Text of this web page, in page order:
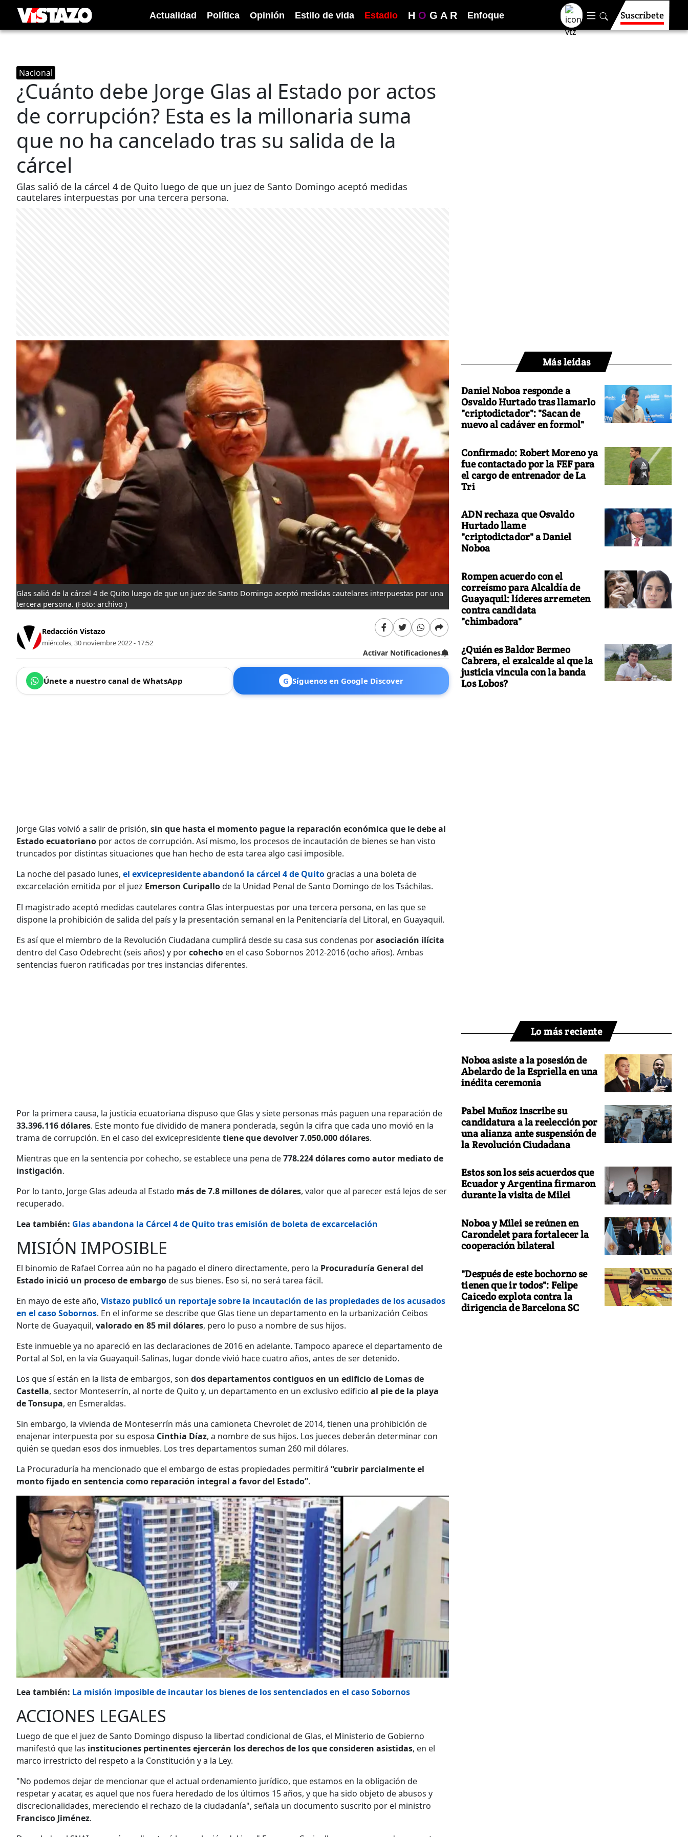
Actualidad Política Opinión Estilo de vida Estadio H O G A R Enfoque Suscríbete
Nacional
¿Cuánto debe Jorge Glas al Estado por actos
de corrupción? Esta es la millonaria suma
que no ha cancelado tras su salida de la
cárcel
Glas salió de la cárcel 4 de Quito luego de que un juez de Santo Domingo aceptó medidas
cautelares interpuestas por una tercera persona.
Glas salió de la cárcel 4 de Quito luego de que un juez de Santo Domingo aceptó medidas cautelares interpuestas por una
tercera persona. (Foto: archivo )
Redacción Vistazo
miércoles, 30 noviembre 2022 - 17:52
Activar Notificaciones
Únete a nuestro canal de WhatsApp G Síguenos en Google Discover
Jorge Glas volvió a salir de prisión, sin que hasta el momento pague la reparación económica que le debe al
Estado ecuatoriano por actos de corrupción. Así mismo, los procesos de incautación de bienes se han visto
truncados por distintas situaciones que han hecho de esta tarea algo casi imposible.
La noche del pasado lunes, el exvicepresidente abandonó la cárcel 4 de Quito gracias a una boleta de
excarcelación emitida por el juez Emerson Curipallode la Unidad Penal de Santo Domingo de los Tsáchilas.
El magistrado aceptó medidas cautelares contra Glas interpuestas por una tercera persona, en las que se
dispone la prohibición de salida del país y la presentación semanal en la Penitenciaría del Litoral, en Guayaquil.
Es así que el miembro de la Revolución Ciudadana cumplirá desde su casa sus condenas porasociación ilícita
dentro del Caso Odebrecht (seis años) y porcohecho en el caso Sobornos 2012-2016 (ocho años). Ambas
sentencias fueron ratificadas por tres instancias diferentes.
Por la primera causa, la justicia ecuatoriana dispuso que Glas y siete personas más paguen una reparación de
33.396.116 dólares. Este monto fue dividido de manera ponderada, según la cifra que cada uno movió en la
trama de corrupción. En el caso del exvicepresidentetiene que devolver 7.050.000 dólares.
Mientras que en la sentencia por cohecho, se establece una pena de778.224 dólares como autor mediato de
instigación.
Por lo tanto, Jorge Glas adeuda al Estado más de 7.8 millones de dólares, valor que al parecer está lejos de ser
recuperado.
Lea también: Glas abandona la Cárcel 4 de Quito tras emisión de boleta de excarcelación
MISIÓN IMPOSIBLE
El binomio de Rafael Correa aún no ha pagado el dinero directamente, pero la Procuraduría General del
Estado inició un proceso de embargode sus bienes. Eso sí, no será tarea fácil.
En mayo de este año, Vistazo publicó un reportaje sobre la incautación de las propiedades de los acusados
en el caso Sobornos. En el informe se describe que Glas tiene un departamento en la urbanización Ceibos
Norte de Guayaquil, valorado en 85 mil dólares, pero lo puso a nombre de sus hijos.
Este inmueble ya no apareció en las declaraciones de 2016 en adelante. Tampoco aparece el departamento de
Portal al Sol, en la vía Guayaquil-Salinas, lugar donde vivió hace cuatro años, antes de ser detenido.
Los que sí están en la lista de embargos, son dos departamentos contiguos en un edificio de Lomas de
Castella, sector Monteserrín, al norte de Quito y, un departamento en un exclusivo edificio al pie de la playa
de Tonsupa, en Esmeraldas.
Sin embargo, la vivienda de Monteserrín más una camioneta Chevrolet de 2014, tienen una prohibición de
enajenar interpuesta por su esposa Cinthia Díaz, a nombre de sus hijos. Los jueces deberán determinar con
quién se quedan esos dos inmuebles. Los tres departamentos suman 260 mil dólares.
La Procuraduría ha mencionado que el embargo de estas propiedades permitirá “cubrir parcialmente el
monto fijado en sentencia como reparación integral a favor del Estado”.
Lea también: La misión imposible de incautar los bienes de los sentenciados en el caso Sobornos
ACCIONES LEGALES
Luego de que el juez de Santo Domingo dispuso la libertad condicional de Glas, el Ministerio de Gobierno
manifestó que las instituciones pertinentes ejercerán los derechos de los que consideren asistidas, en el
marco irrestricto del respeto a la Constitución y a la Ley.
"No podemos dejar de mencionar que el actual ordenamiento jurídico, que estamos en la obligación de
respetar y acatar, es aquel que nos fuera heredado de los últimos 15 años, y que ha sido objeto de abusos y
discrecionalidades, mereciendo el rechazo de la ciudadanía", señala un documento suscrito por el ministro
Francisco Jiménez.
Más leídas
Daniel Noboa responde a
Osvaldo Hurtado tras llamarlo
"criptodictador": "Sacan de
nuevo al cadáver en formol"
Confirmado: Robert Moreno ya
fue contactado por la FEF para
el cargo de entrenador de La
Tri
ADN rechaza que Osvaldo
Hurtado llame
"criptodictador" a Daniel
Noboa
Rompen acuerdo con el
correísmo para Alcaldía de
Guayaquil: líderes arremeten
contra candidata
"chimbadora"
¿Quién es Baldor Bermeo
Cabrera, el exalcalde al que la
justicia vincula con la banda
Los Lobos?
Lo más reciente
Noboa asiste a la posesión de
Abelardo de la Espriella en una
inédita ceremonia
Pabel Muñoz inscribe su
candidatura a la reelección por
una alianza ante suspensión de
la Revolución Ciudadana
Estos son los seis acuerdos que
Ecuador y Argentina firmaron
durante la visita de Milei
Noboa y Milei se reúnen en
Carondelet para fortalecer la
cooperación bilateral
"Después de este bochorno se
tienen que ir todos": Felipe
Caicedo explota contra la
dirigencia de Barcelona SC